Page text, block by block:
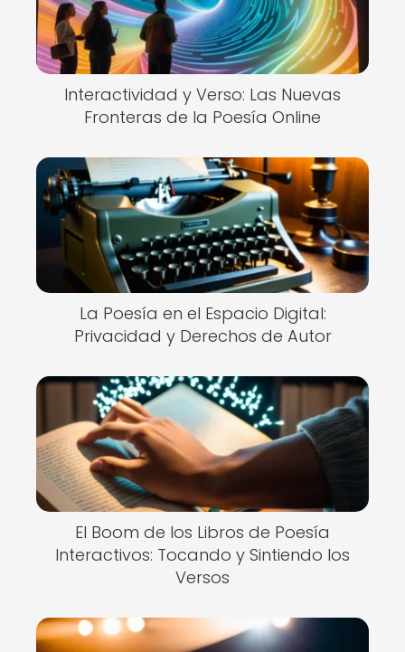
Interactividad y Verso: Las Nuevas
Fronteras de la Poesía Online
La Poesía en el Espacio Digital:
Privacidad y Derechos de Autor
El Boom de los Libros de Poesía
Interactivos: Tocando y Sintiendo los
Versos